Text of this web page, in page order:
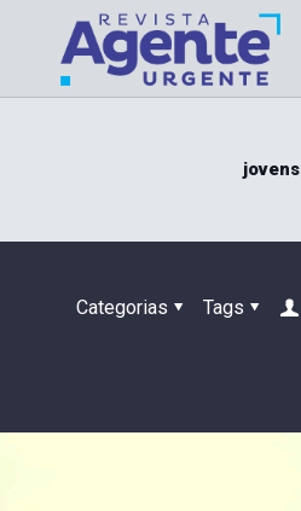
jovens
Categorias Tags